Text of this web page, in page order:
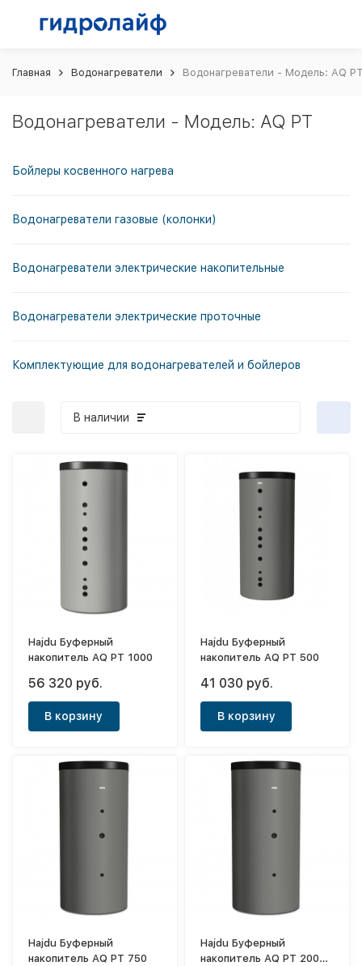
Главная Водонагреватели Водонагреватели - Модель: AQ
Водонагреватели - Модель: AQ PT
Бойлеры косвенного нагрева
Водонагреватели газовые (колонки)
Водонагреватели электрические накопительные
Водонагреватели электрические проточные
Комплектующие для водонагревателей и бойлеров
В наличии
Hajdu Буферный
накопитель AQ PT 1000
56 320 руб.
В корзину
Hajdu Буферный
накопитель AQ PT 500
41 030 руб.
В корзину
Hajdu Буферный
накопитель AQ PT 750
Hajdu Буферный
накопитель AQ PT 2000